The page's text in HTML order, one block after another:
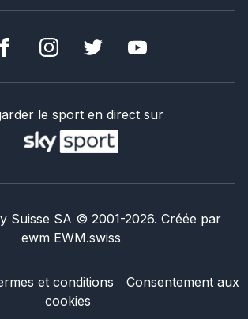
le sport en direct sur
Suisse SA © 2001-2026. Créée par
ewm EWM.swiss
et conditions
Consentement aux
cookies